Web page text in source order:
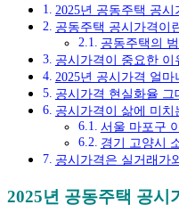
2025년 공동주택 공시
공동주택 공시가격이
공동주택의
공시가격이 중요한 이
2025년 공시가격 얼
공시가격 현실화율 그
공시가격이 삶에 미치
서울 마포구
경기 고양시
공시가격은 실거래가
2025년 공동주택 공시